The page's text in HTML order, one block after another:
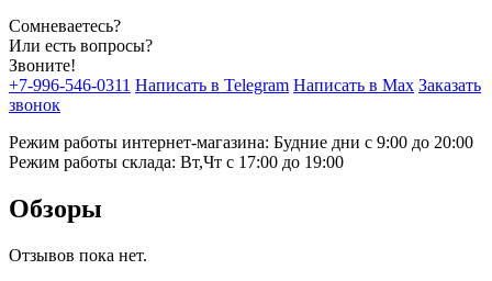
Сомневаетесь?
Или есть вопросы?
Звоните!
+7-996-546-0311 Написать в Telegram Написать в Max Заказать
звонок
Режим работы интернет-магазина: Будние дни с 9:00 до 20:00
Режим работы склада: Вт,Чт с 17:00 до 19:00
Обзоры
Отзывов пока нет.